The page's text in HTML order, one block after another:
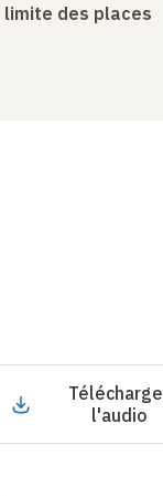
limite des places
l'audio